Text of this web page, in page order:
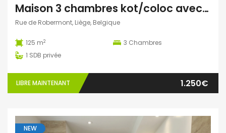
Maison 3 chambres kot/coloc avec terrasse et vue imprenable
Rue de Robermont, Liège, Belgique
125 m2 3 Chambres
1 SDB privée
LIBRE MAINTENANT 1.250€
NEW